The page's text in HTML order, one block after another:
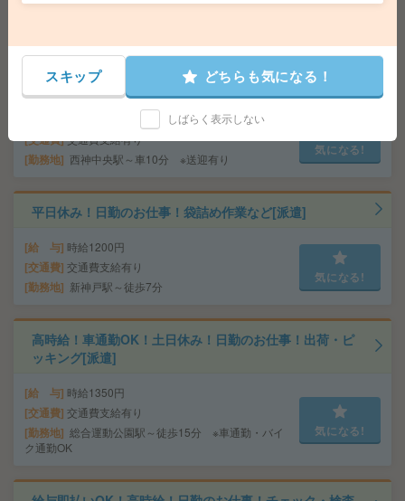
給与即払いOK！高時給！日勤のお仕事！検査業務[派遣]
交通費 交通費支給有り
勤務地 西神中央駅～車10分 ※送迎有り
気になる!
平日休み！日勤のお仕事！袋詰め作業など[派遣]
給 与 時給1200円
交通費 交通費支給有り
勤務地 新神戸駅～徒歩7分
気になる!
高時給！車通勤OK！土日休み！日勤のお仕事！出荷・ピ
ッキング[派遣]
給 与 時給1350円
交通費 交通費支給有り
勤務地 総合運動公園駅～徒歩15分 ※車通勤・バイ
ク通勤OK
気になる!
スキップ どちらも気になる！
しばらく表示しない